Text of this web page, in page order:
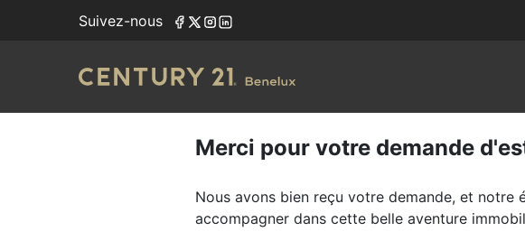
Suivez-nous
Merci pour votre demande
Nous avons bien reçu votre demande, et notre
accompagner dans cette belle aventure